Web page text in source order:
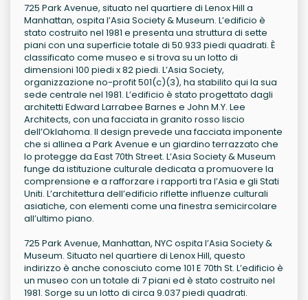
725 Park Avenue, situato nel quartiere di Lenox Hill a
Manhattan, ospita l’Asia Society & Museum. L’edificio è
stato costruito nel 1981 e presenta una struttura di sette
piani con una superficie totale di 50.933 piedi quadrati. È
classificato come museo e si trova su un lotto di
dimensioni 100 piedi x 82 piedi. L’Asia Society,
organizzazione no-profit 501(c)(3), ha stabilito qui la sua
sede centrale nel 1981. L’edificio è stato progettato dagli
architetti Edward Larrabee Barnes e John M.Y. Lee
Architects, con una facciata in granito rosso liscio
dell’Oklahoma. Il design prevede una facciata imponente
che si allinea a Park Avenue e un giardino terrazzato che
lo protegge da East 70th Street. L’Asia Society & Museum
funge da istituzione culturale dedicata a promuovere la
comprensione e a rafforzare i rapporti tra l’Asia e gli Stati
Uniti. L’architettura dell’edificio riflette influenze culturali
asiatiche, con elementi come una finestra semicircolare
all’ultimo piano.
725 Park Avenue, Manhattan, NYC ospita l’Asia Society &
Museum. Situato nel quartiere di Lenox Hill, questo
indirizzo è anche conosciuto come 101 E 70th St. L’edificio è
un museo con un totale di 7 piani ed è stato costruito nel
1981. Sorge su un lotto di circa 9.037 piedi quadrati.